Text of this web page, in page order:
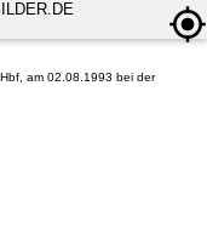
am 02.08.1993 bei der